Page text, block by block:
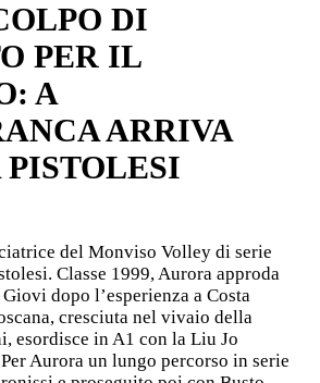
DI
PER IL
A
ARRIVA
del Monviso Volley di serie
Classe 1999, Aurora approda
dopo l’esperienza a Costa
cresciuta nel vivaio della
esordisce in A1 con la Liu Jo
Aurora un lungo percorso in serie